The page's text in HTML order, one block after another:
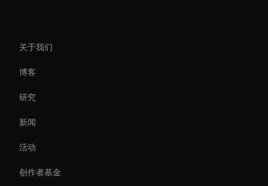
AI 视频模因生成器
Real-Time Virtual Human
Virtual Camera Ai
AI 视频字幕生成器
conversational ai avatar
Interactive Product Demo Ai
关于我们
博客
研究
新闻
活动
创作者基金